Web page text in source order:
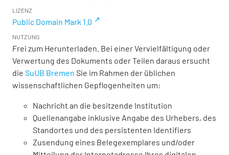
LIZENZ
Public Domain Mark 1.0
NUTZUNG
Frei zum Herunterladen. Bei einer Vervielfältigung oder
Verwertung des Dokuments oder Teilen daraus ersucht
die SuUB Bremen Sie im Rahmen der üblichen
wissenschaftlichen Gepflogenheiten um:
Nachricht an die besitzende Institution
Quellenangabe inklusive Angabe des Urhebers, des
Standortes und des persistenten Identifiers
Zusendung eines Belegexemplares und/oder